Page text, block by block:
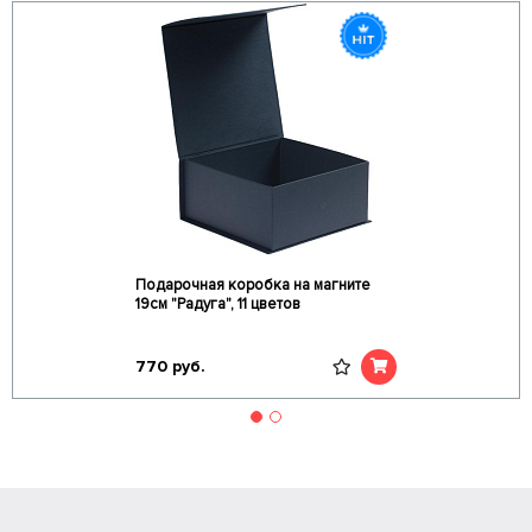
Подарочная коробка на магните
19см "Радуга", 11 цветов
770 руб.